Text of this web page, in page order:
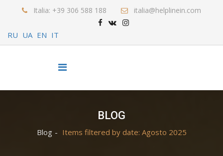
Italia: +39 306 588 188 italia@helplinein.com
RU UA EN IT
BLOG
Blog Items filtered by date: Agosto 2025